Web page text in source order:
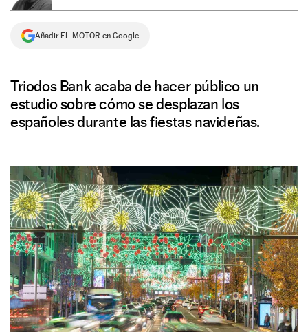
Añadir EL MOTOR en Google
Triodos Bank acaba de hacer público un
estudio sobre cómo se desplazan los
españoles durante las fiestas navideñas.